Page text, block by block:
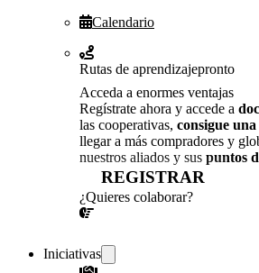
Calendario
Rutas de aprendizajepronto
Acceda a enormes ventajas
Regístrate ahora y accede a
las cooperativas, consigue
llegar a más compradores y
nuestros aliados y sus puntos
REGISTRAR
¿Quieres colaborar?
Iniciativas